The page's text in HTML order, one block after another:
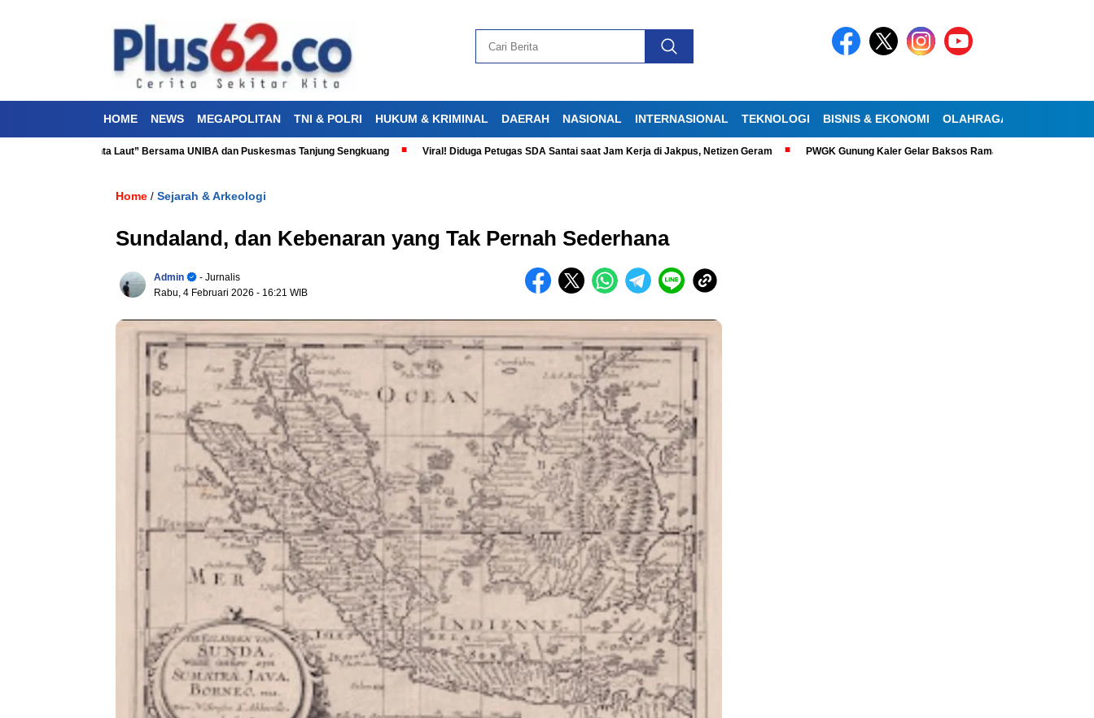
HOME NEWS MEGAPOLITAN TNI & POLRI HUKUM & KRIMINAL DAERAH NASIONAL INTERNASIONAL TEKNOLOGI BISNIS & EKONOMI OLAHRAGA
“Aku Cinta Laut” Bersama UNIBA dan Puskesmas Tanjung Sengkuang Viral! Diduga Petugas SDA Santai saat Jam Kerja di Jakpus, Netizen Geram PWGK Gunung Kaler Gelar Baksos Ramadan, Bantu Lansia Tunanetra
Home / Sejarah & Arkeologi
Sundaland, dan Kebenaran yang Tak Pernah Sederhana
Admin
- Jurnalis
Rabu, 4 Februari 2026 - 16:21 WIB